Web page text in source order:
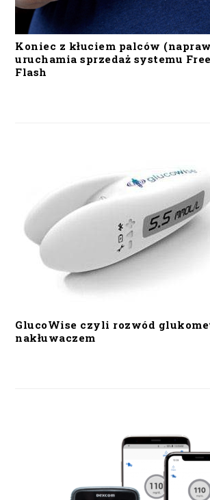
Koniec z kłuciem palców
uruchamia sprzedaż systemu
Flash
GlucoWise czyli rozwód
nakłuwaczem